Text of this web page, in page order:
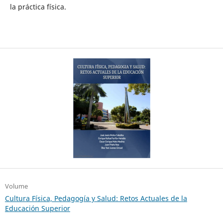
la práctica física.
Volume
Cultura Física, Pedagogía y Salud: Retos Actuales de la
Educación Superior